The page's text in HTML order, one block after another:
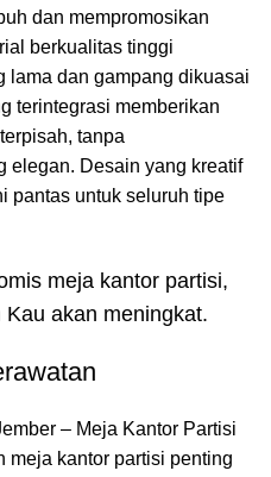
dan mempromosikan
berkualitas tinggi
lama dan gampang dikuasai
terintegrasi memberikan
tanpa
elegan. Desain yang kreatif
pantas untuk seluruh tipe
meja kantor partisi,
akan meningkat.
– Meja Kantor Partisi
meja kantor partisi penting